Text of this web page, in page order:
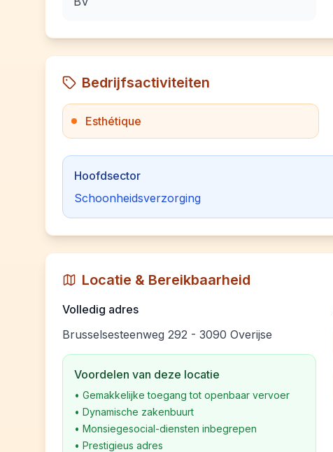
Bedrijfsactiviteiten
Esthétique
Hoofdsector
Schoonheidsverzorging
Locatie & Bereikbaarheid
Volledig adres
Brusselsesteenweg 292 - 3090 Overijse
Voordelen van deze locatie
• Gemakkelijke toegang tot openbaar vervoer
• Dynamische zakenbuurt
• Monsiegesocial-diensten inbegrepen
• Prestigieus adres